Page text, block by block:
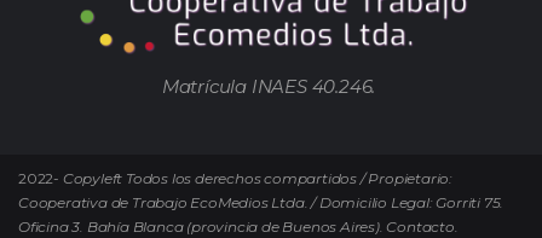
Matrícula INAES 40.246.
2022- Copyleft Todos los derechos compartidos / Propietario:
Cooperativa de Trabajo EcoMedios Ltda. / Domicilio Legal: Gorriti 75.
Oficina 3. Bahía Blanca (provincia de Buenos Aires). Contacto.